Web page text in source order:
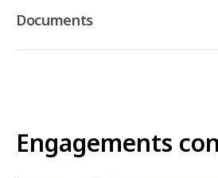
Documents
Engagements